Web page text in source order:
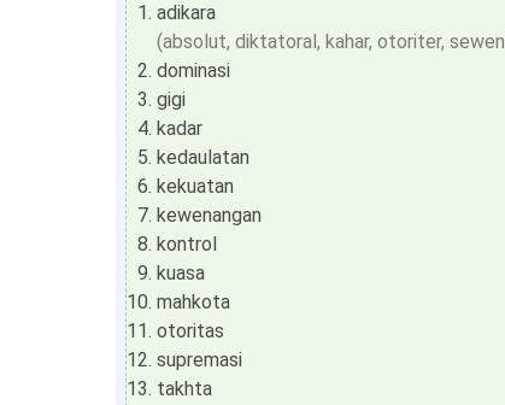
adikara
(absolut, diktatoral, kahar, otoriter,
dominasi
gigi
kadar
kedaulatan
kekuatan
kewenangan
kontrol
kuasa
mahkota
otoritas
supremasi
takhta